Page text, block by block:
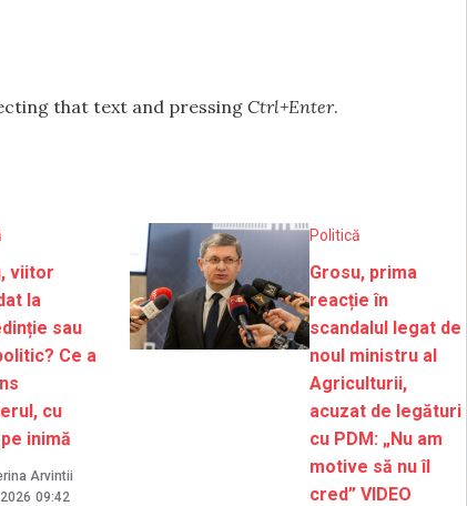
that text and pressing Ctrl+Enter.
viitor
la
sau
Ce a
cu
inimă
Arvintii
09:42
Politică
Grosu, prima
reacție în
scandalul legat de
noul ministru al
Agriculturii,
acuzat de legături
cu PDM: „Nu am
motive să nu îl
cred” VIDEO